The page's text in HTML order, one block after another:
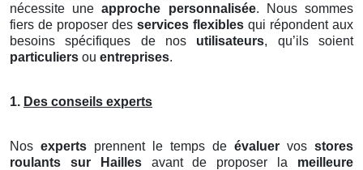
nécessite uneapproche personnalisée. Nous sommes
fiers de proposer des services flexibles qui répondent aux
besoins spécifiques de nos utilisateurs, qu’ils soient
particuliers ou entreprises.
1. Des conseils experts
Nos experts prennent le temps de évaluer vos stores
roulants
sur Hailles avant de proposer la meilleure